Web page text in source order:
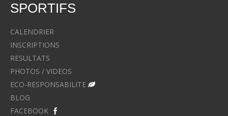
SPORTIFS
CALENDRIER
INSCRIPTIONS
RESULTATS
PHOTOS / VIDEOS
ECO-RESPONSABILITE
BLOG
FACEBOOK